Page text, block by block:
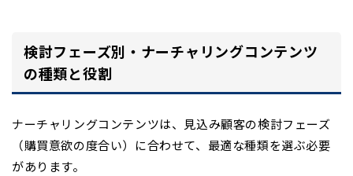
検討フェーズ別・ナーチャリングコンテンツ
の種類と役割
ナーチャリングコンテンツは、見込み顧客の検討フェーズ
（購買意欲の度合い）に合わせて、最適な種類を選ぶ必要
があります。